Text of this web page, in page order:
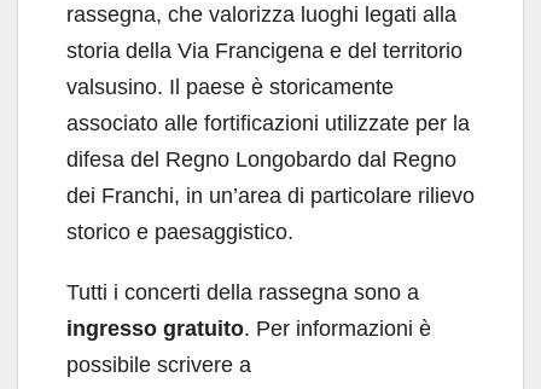
rassegna, che valorizza luoghi legati alla
storia della Via Francigena e del territorio
valsusino. Il paese è storicamente
associato alle fortificazioni utilizzate per la
difesa del Regno Longobardo dal Regno
dei Franchi, in un’area di particolare rilievo
storico e paesaggistico.
Tutti i concerti della rassegna sono a
ingresso gratuito. Per informazioni è
possibile scrivere a